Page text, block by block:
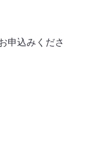
申込みくださ